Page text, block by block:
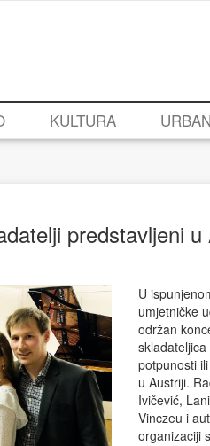
KULTURA
predstavljeni u
U
umjetničke
održan
potpunosti
u Austriji.
Ivičević,
Vinczeu i
organizaciji